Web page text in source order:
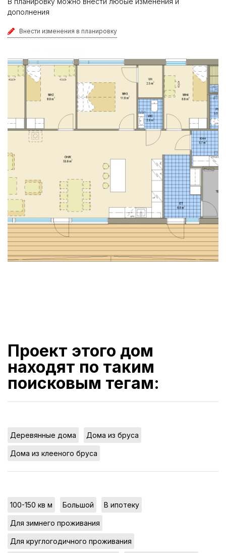
дополнения
Внести изменения в планировку
Проект этого дом
находят по таким
поисковым тегам:
Деревянные дома Дома из бруса
Дома из клееного бруса
100-150 кв м Большой В ипотеку
Для зимнего проживания
Для круглогодичного проживания